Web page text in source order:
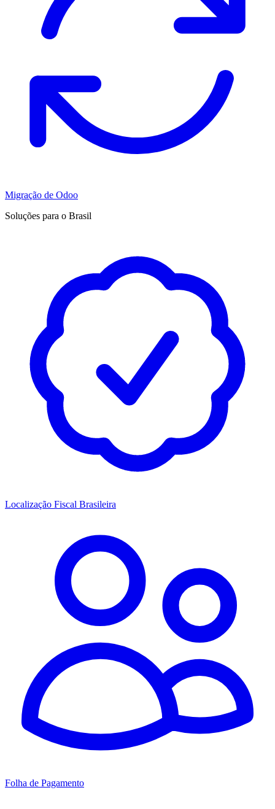
Migração de Odoo
Soluções para o Brasil
Localização Fiscal Brasileira
Folha de Pagamento